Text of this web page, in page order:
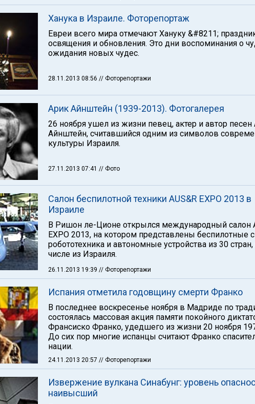
Ханука в Израиле. Фоторепортаж
Евреи всего мира отмечают Хануку &#8211;
освящения и обновления. Это дни воспоминания о
ожидания новых чудес.
28.11.2013 08:56 // Фоторепортажи
Арик Айнштейн (1939-2013). Фотогалерея
26 ноября ушел из жизни певец, актер и автор песен
Айнштейн, считавшийся одним из символов
культуры Израиля.
27.11.2013 07:41 // Фото
Салон беспилотной техники AUS&R EXPO 2013 в
Израиле
В Ришон ле-Ционе открылся международный салон
EXPO 2013, на котором представлены беспилотные
робототехника и автономные устройства из 30
числе из Израиля.
26.11.2013 19:39 // Фоторепортажи
Испания отметила годовщину смерти Франко
В последнее воскресенье ноября в Мадриде по
состоялась массовая акция памяти покойного
Франсиско Франко, удедшего из жизни 20 ноября
До сих пор многие испанцы считают Франко
нации.
24.11.2013 20:57 // Фоторепортажи
Извержение вулкана Синабунг: уровень
наивысший